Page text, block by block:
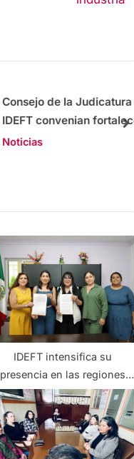
de la Judicatura e
convenian fortalecer
a servidores
del Poder Judicial
IDEFT intensifica su
presencia en las regiones
cursos y capacitaciones